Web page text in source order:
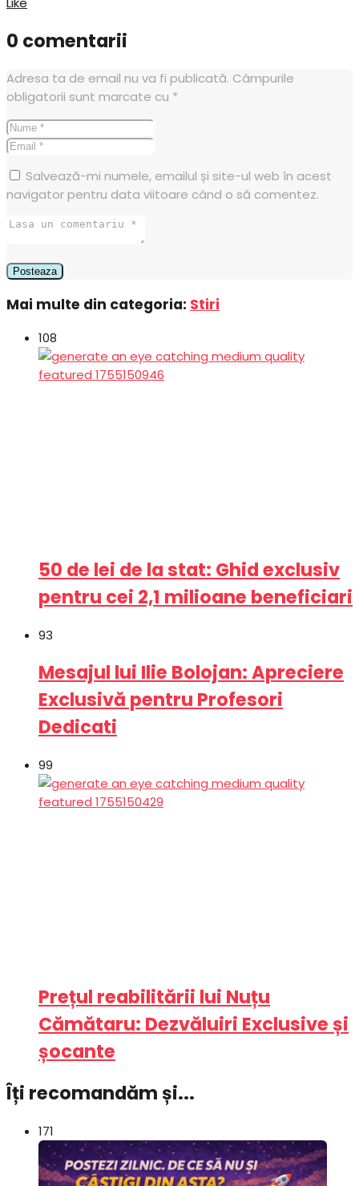
0 comentarii
Adresa ta de email nu va fi publicată. Câmpurile
obligatorii sunt marcate cu *
Salvează-mi numele, emailul și site-ul web în acest
navigator pentru data viitoare când o să comentez.
Mai multe din categoria: Stiri
108
50 de lei de la stat: Ghid exclusiv
pentru cei 2,1 milioane beneficiari
93
Mesajul lui Ilie Bolojan: Apreciere
Exclusivă pentru Profesori
Dedicati
99
Prețul reabilitării lui Nuțu
Cămătaru: Dezvăluiri Exclusive și
șocante
Îți recomandăm și...
171